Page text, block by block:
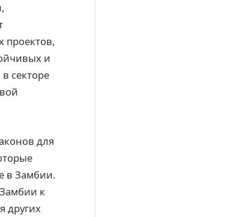
проектов,
и
секторе
для
в Замбии.
к
других